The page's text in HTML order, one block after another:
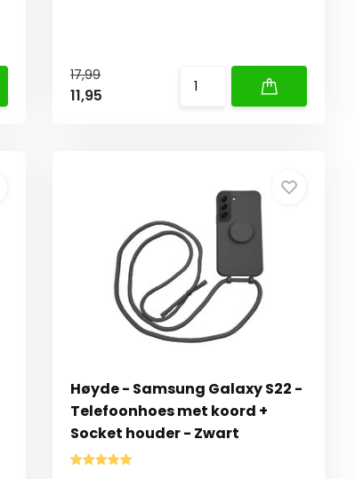
17,99
11,95
Høyde - Samsung Galaxy S22 -
Telefoonhoes met koord +
Socket houder - Zwart